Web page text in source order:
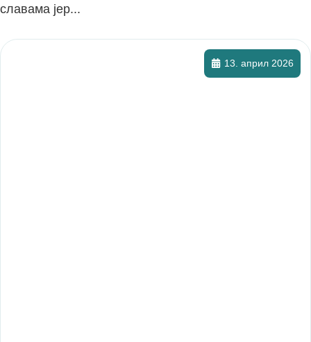
славама јер...
13. април 2026